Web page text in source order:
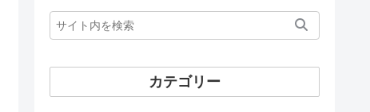
カテゴリー